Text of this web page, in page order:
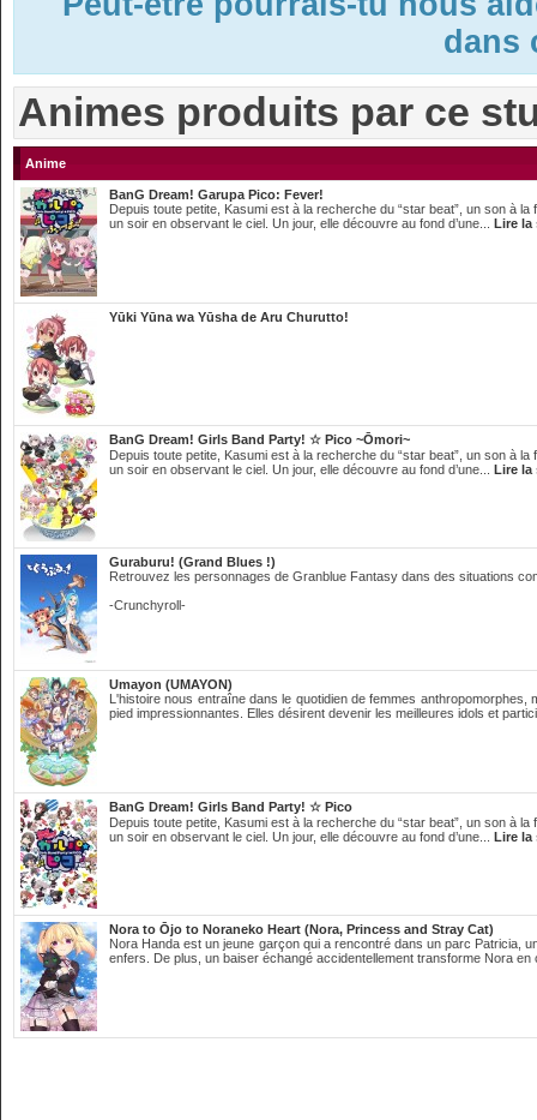
dans
Animes produits par ce
Anime
BanG Dream! Garupa Pico: Fever!
Depuis toute petite, Kasumi est à la recherche du “star beat”, un son à la
un soir en observant le ciel. Un jour, elle découvre au fond d’une... Lire la
Yūki Yūna wa Yūsha de Aru Churutto!
BanG Dream! Girls Band Party! ☆ Pico ~Ōmori~
Depuis toute petite, Kasumi est à la recherche du “star beat”, un son à la
un soir en observant le ciel. Un jour, elle découvre au fond d’une... Lire la
Guraburu! (Grand Blues !)
Retrouvez les personnages de Granblue Fantasy dans des situations
-Crunchyroll-
Umayon (UMAYON)
L'histoire nous entraîne dans le quotidien de femmes
pied impressionnantes. Elles désirent devenir les meilleures idols et
BanG Dream! Girls Band Party! ☆ Pico
Depuis toute petite, Kasumi est à la recherche du “star beat”, un son à la
un soir en observant le ciel. Un jour, elle découvre au fond d’une... Lire la
Nora to Ōjo to Noraneko Heart (Nora, Princess and Stray Cat)
Nora Handa est un jeune garçon qui a rencontré dans un parc Patricia,
enfers. De plus, un baiser échangé accidentellement transforme Nora